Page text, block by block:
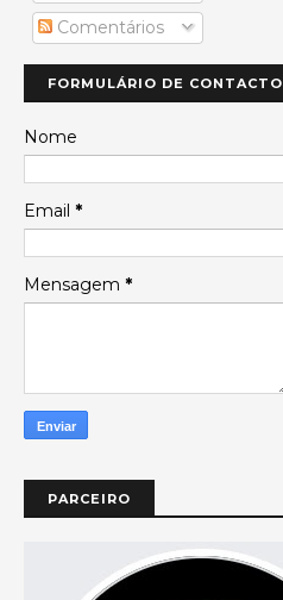
Comentários
FORMULÁRIO DE CONTACTO
Nome
Email *
Mensagem *
PARCEIRO